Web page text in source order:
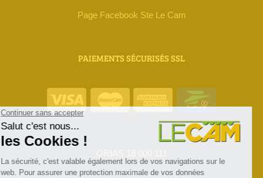
Page Facebook Ste Le Cam
PAIEMENTS SÉCURISÉS SSL